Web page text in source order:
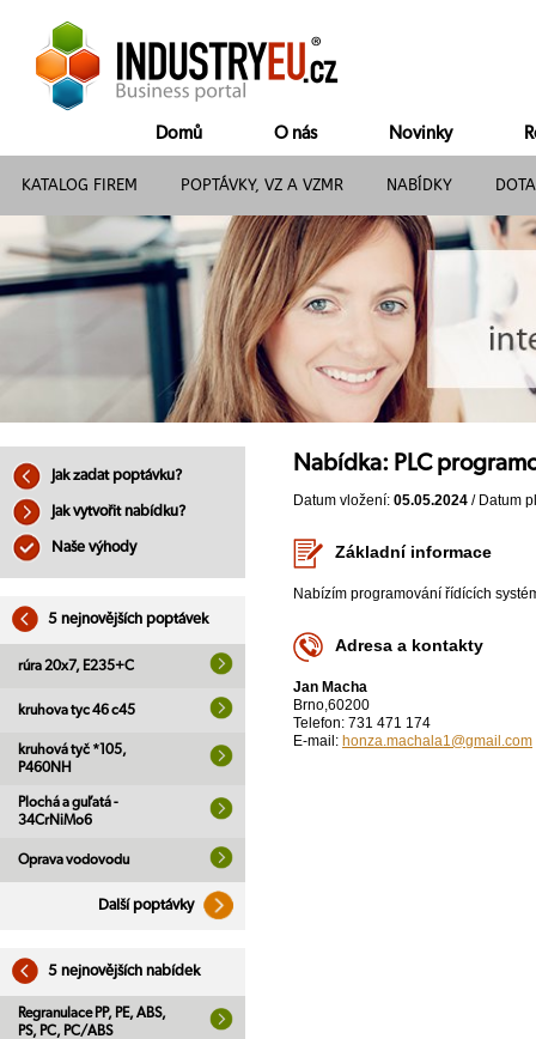
Domů O nás Novinky
KATALOG FIREM POPTÁVKY, VZ A VZMR NABÍDKY
Jak zadat poptávku?
Jak vytvořit nabídku?
Naše výhody
5 nejnovějších poptávek
rúra 20x7, E235+C
kruhova tyc 46 c45
kruhová tyč *105,
P460NH
Plochá a guľatá -
34CrNiMo6
Oprava vodovodu
Další poptávky
5 nejnovějších nabídek
Regranulace PP, PE, ABS,
PS, PC, PC/ABS
Nabídka: PLC
Datum vložení: 05.05.2024 / Datum
Základní informace
Nabízím programování řídících
Adresa a kontakty
Jan Macha
Brno,60200
Telefon: 731 471 174
E-mail: honza.machala1@gmail.com